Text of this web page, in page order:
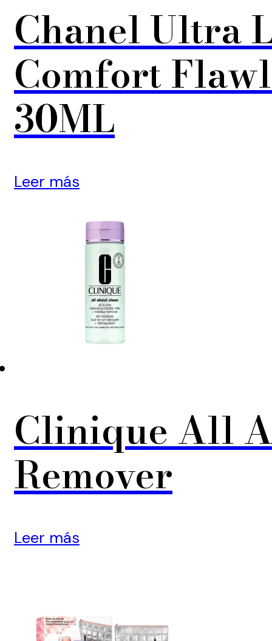
Chanel Ultra
Comfort
30ML
Leer más
Clinique All
Remover
Leer más